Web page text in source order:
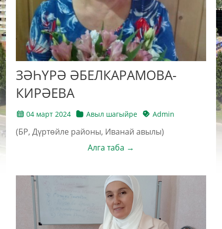
ЗӘҺҮРӘ ӘБЕЛКАРАМОВА-
КИРӘЕВА
04 март 2024 Авыл шагыйре Admin
(БР, Дүртөйле районы, Иванай авылы)
Алга таба →